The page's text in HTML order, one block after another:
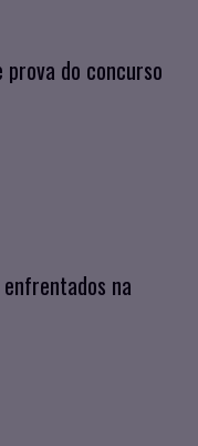
prova do concurso
na